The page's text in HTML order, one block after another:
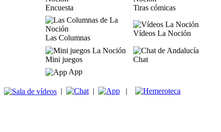
Encuesta Tiras cómicas
Las Columnas
Vídeos La Noción
Mini juegos
Chat
App
| | |